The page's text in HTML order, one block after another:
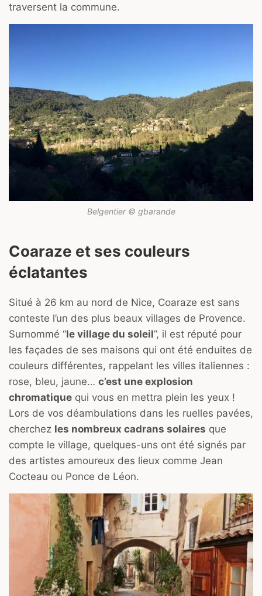
traversent la commune.
Belgentier © gbarande
Coaraze et ses couleurs
éclatantes
Situé à 26 km au nord de Nice, Coaraze est sans
conteste l’un des plus beaux villages de Provence.
Surnommé “le village du soleil”, il est réputé pour
les façades de ses maisons qui ont été enduites de
couleurs différentes, rappelant les villes italiennes :
rose, bleu, jaune… c’est une explosion
chromatique qui vous en mettra plein les yeux !
Lors de vos déambulations dans les ruelles pavées,
cherchez les nombreux cadrans solaires que
compte le village, quelques-uns ont été signés par
des artistes amoureux des lieux comme Jean
Cocteau ou Ponce de Léon.